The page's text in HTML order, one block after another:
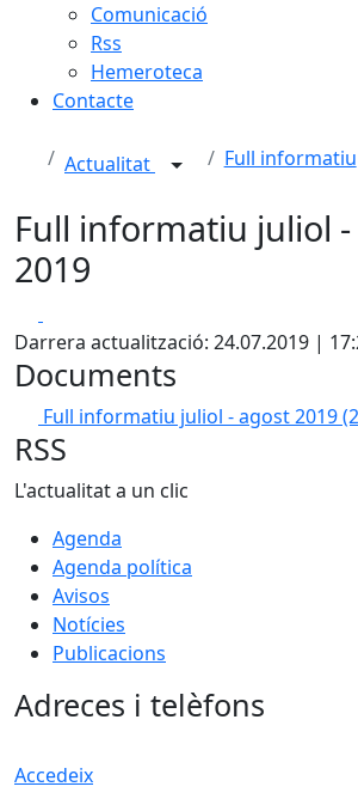
Comunicació
Rss
Hemeroteca
Contacte
Actualitat Full informatiu
Full informatiu juliol
2019
Darrera actualització: 24.07.2019 |
Documents
Full informatiu juliol - agost 2019
RSS
L'actualitat a un clic
Agenda
Agenda política
Avisos
Notícies
Publicacions
Adreces i telèfons
Accedeix